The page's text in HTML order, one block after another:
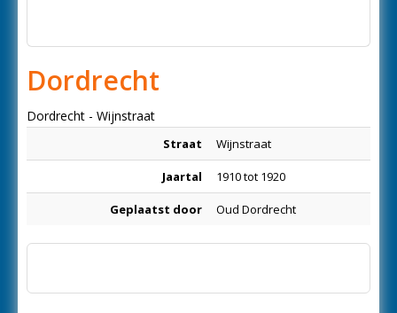
Dordrecht
Dordrecht - Wijnstraat
Straat Wijnstraat
Jaartal 1910 tot 1920
Geplaatst door Oud Dordrecht